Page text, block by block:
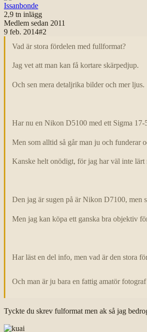
Issanbonde
2,9 tn inlägg
Medlem sedan 2011
9 feb. 2014#2
Vad är stora fördelen med fullformat?
Jag vet att man kan få kortare skärpedjup.
Och sen mera detaljrika bilder och mer ljus.
Har nu en Nikon D5100 med ett Sigma
Men som alltid så går man ju och funderar
Kanske helt onödigt, för jag har väl inte
Den jag är sugen på är Nikon D7100, men
Men jag kan köpa ett ganska bra objektiv
Har läst en del info, men vad är den stora
Och man är ju bara en fattig amatör
Tyckte du skrev fulformat men ak så jag